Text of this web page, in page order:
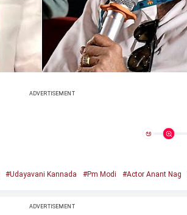
ADVERTISEMENT
ಅ
#Udayavani Kannada #Pm Modi #Actor Anant Nag
ADVERTISEMENT